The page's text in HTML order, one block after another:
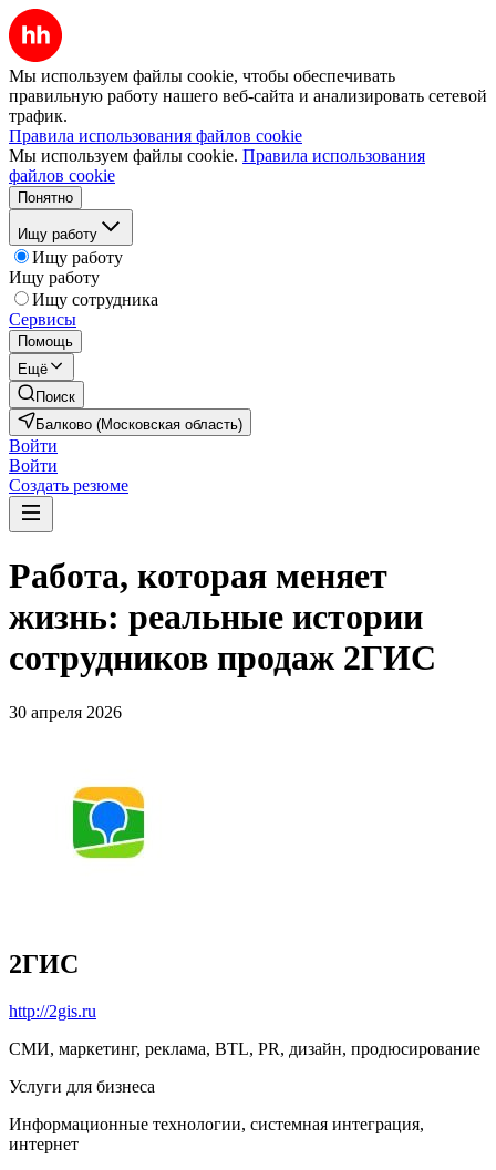
Мы используем файлы cookie, чтобы обеспечивать
правильную работу нашего веб-сайта и анализировать сетевой
трафик.
Правила использования файлов cookie
Мы используем файлы cookie. Правила использования
файлов cookie
Понятно
Ищу работу
Ищу работу
Ищу работу
Ищу сотрудника
Сервисы
Помощь
Ещё
Поиск
Балково (Московская область)
Войти
Войти
Создать резюме
Работа, которая меняет
жизнь: реальные истории
сотрудников продаж 2ГИС
30 апреля 2026
2ГИС
http://2gis.ru
СМИ, маркетинг, реклама, BTL, PR, дизайн, продюсирование
Услуги для бизнеса
Информационные технологии, системная интеграция,
интернет